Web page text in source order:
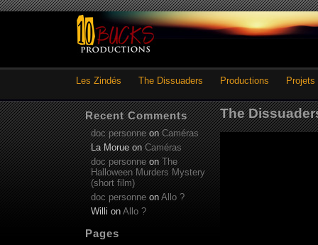
Les Zindés The Dissuaders Productions Projets
The
Recent Comments
doc personneonCaméras
La MorueonCaméras
doc personneonThe
Halloween Murders Mystery
(short film)
doc personne on Allo ?
Willi on Allo ?
Pages